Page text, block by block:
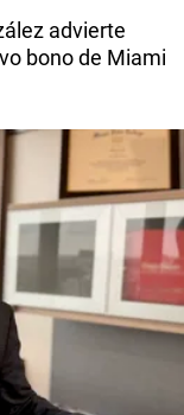
advierte
bono de Miami